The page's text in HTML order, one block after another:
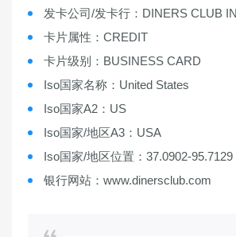
发卡公司/发卡行：DINERS CLUB
卡片属性：CREDIT
卡片级别：BUSINESS CARD
Iso国家名称：United States
Iso国家A2：US
Iso国家/地区A3：USA
Iso国家/地区位置：37.0902-95.7129
银行网站：www.dinersclub.com